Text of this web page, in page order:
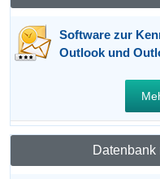
Software zur
Outlook und
Datenbank